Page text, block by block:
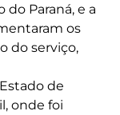
Paraná, e a
os
do serviço,
de
onde foi